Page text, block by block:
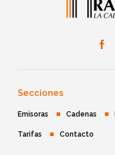
Secciones
Emisoras Cadenas
Tarifas Contacto